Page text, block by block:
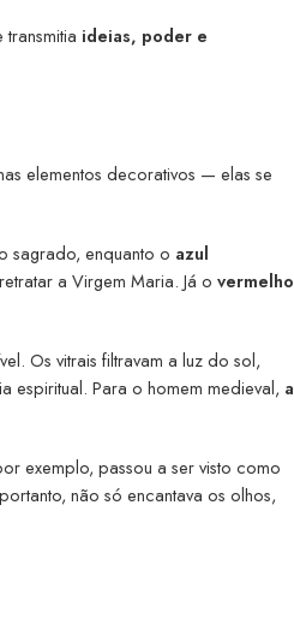
ideias, poder e
elementos decorativos — elas se
sagrado, enquanto o azul
a Virgem Maria. Já o vermelho
Os vitrais filtravam a luz do sol,
espiritual. Para o homem medieval, a
exemplo, passou a ser visto como
não só encantava os olhos,